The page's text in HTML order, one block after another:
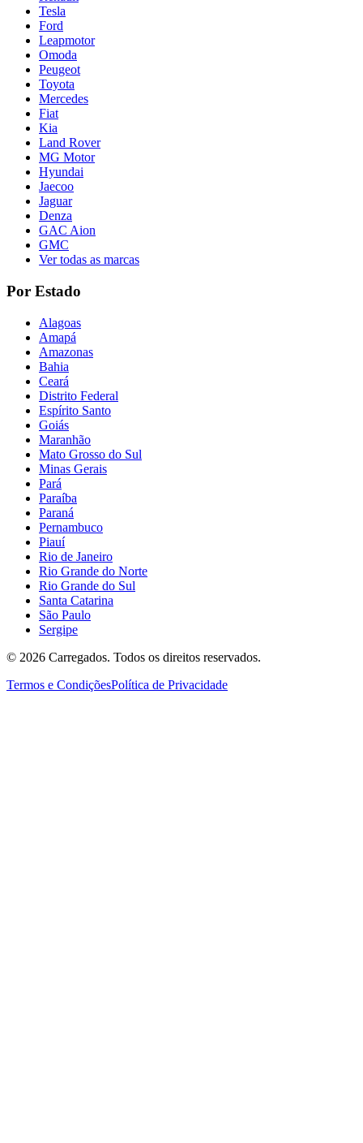
Tesla
Ford
Leapmotor
Omoda
Peugeot
Toyota
Mercedes
Fiat
Kia
Land Rover
MG Motor
Hyundai
Jaecoo
Jaguar
Denza
GAC Aion
GMC
Ver todas as marcas
Por Estado
Alagoas
Amapá
Amazonas
Bahia
Ceará
Distrito Federal
Espírito Santo
Goiás
Maranhão
Mato Grosso do Sul
Minas Gerais
Pará
Paraíba
Paraná
Pernambuco
Piauí
Rio de Janeiro
Rio Grande do Norte
Rio Grande do Sul
Santa Catarina
São Paulo
Sergipe
© 2026 Carregados. Todos os direitos reservados.
Termos e CondiçõesPolítica de Privacidade